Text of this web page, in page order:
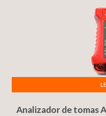
Analizador de tomas